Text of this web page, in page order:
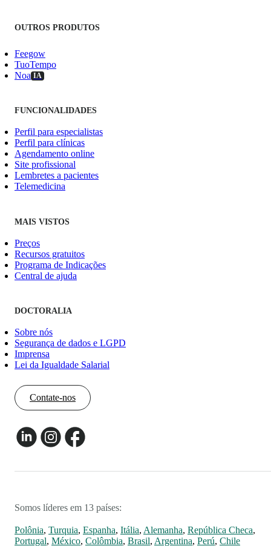
OUTROS PRODUTOS
Feegow
TuoTempo
Noa IA
FUNCIONALIDADES
Perfil para especialistas
Perfil para clínicas
Agendamento online
Site profissional
Lembretes a pacientes
Telemedicina
MAIS VISTOS
Preços
Recursos gratuitos
Programa de Indicações
Central de ajuda
DOCTORALIA
Sobre nós
Segurança de dados e LGPD
Imprensa
Lei da Igualdade Salarial
Contate-nos
Somos líderes em 13 países:
Polônia, Turquia, Espanha, Itália, Alemanha, República Checa,
Portugal, México, Colômbia, Brasil, Argentina, Perú, Chile